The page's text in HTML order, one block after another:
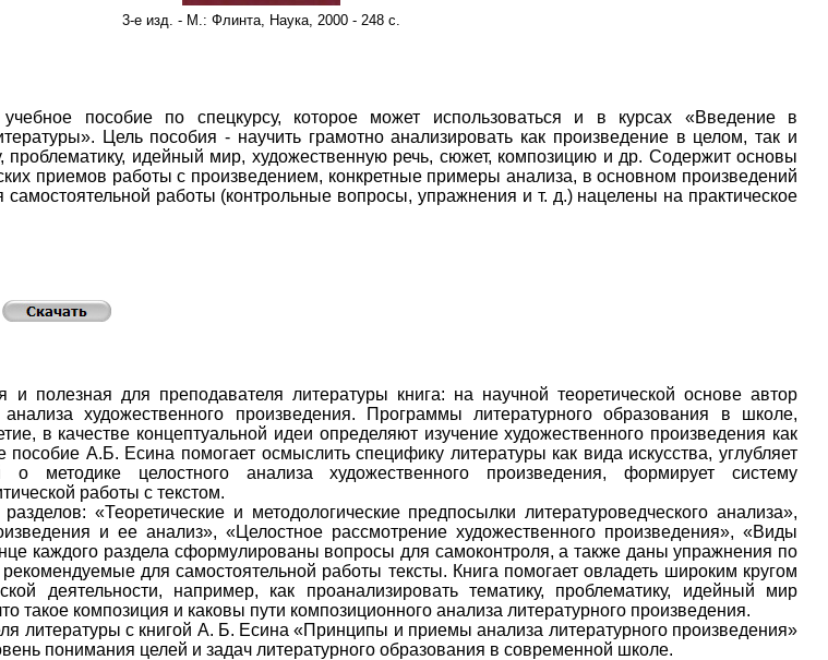
3-е изд. - М.: Флинта, Наука, 2000 - 248 с.
учебное пособие по спецкурсу, которое может использоваться и в курсах «Введение в
Цель пособия - научить грамотно анализировать как произведение в целом, так и
проблематику, идейный мир, художественную речь, сюжет, композицию и др. Содержит основы
приемов работы с произведением, конкретные примеры анализа, в основном произведений
самостоятельной работы (контрольные вопросы, упражнения и т. д.) нацелены на практическое
и полезная для преподавателя литературы книга: на научной теоретической основе автор
художественного произведения. Программы литературного образования в школе,
в качестве концептуальной идеи определяют изучение художественного произведения как
пособие А.Б. Есина помогает осмыслить специфику литературы как вида искусства, углубляет
о методике целостного анализа художественного произведения, формирует систему
работы с текстом.
«Теоретические и методологические предпосылки литературоведческого анализа»,
и ее анализ», «Целостное рассмотрение художественного произведения», «Виды
каждого раздела сформулированы вопросы для самоконтроля, а также даны упражнения по
для самостоятельной работы тексты. Книга помогает овладеть широким кругом
деятельности, например, как проанализировать тематику, проблематику, идейный мир
такое композиция и каковы пути композиционного анализа литературного произведения.
литературы с книгой А. Б. Есина «Принципы и приемы анализа литературного произведения»
понимания целей и задач литературного образования в современной школе.